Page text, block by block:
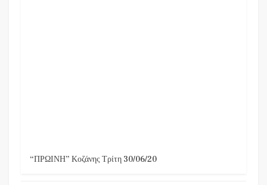
“ΠΡΩΙΝΗ” Κοζάνης Τρίτη 30/06/20